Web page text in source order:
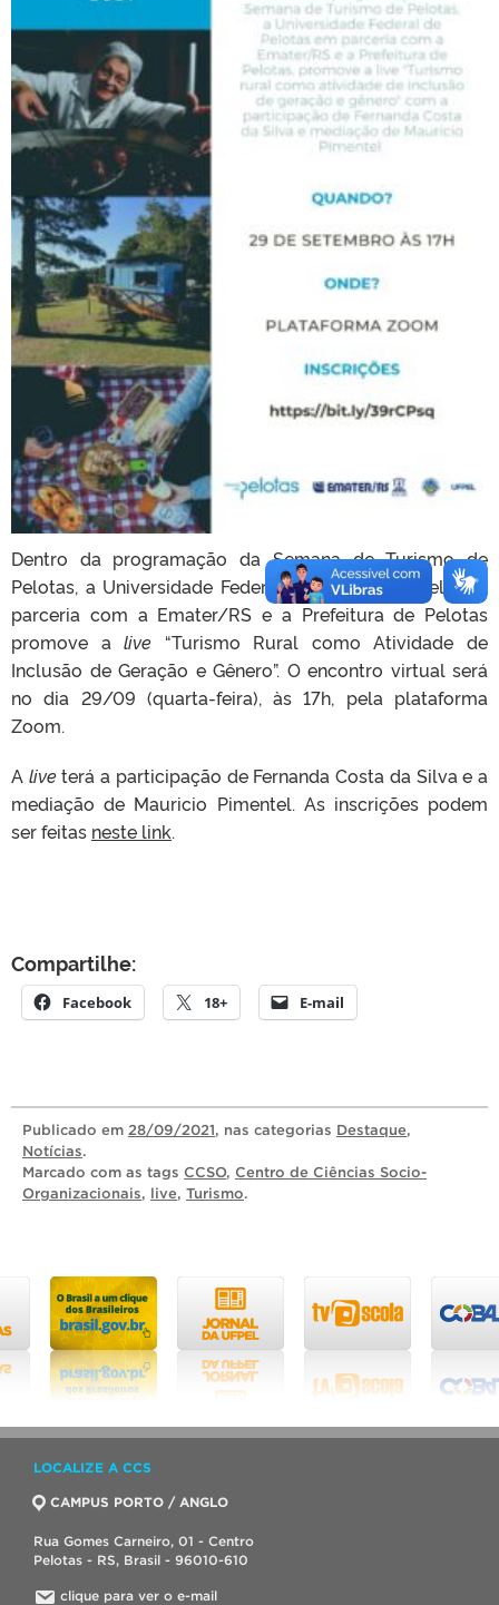
Dentro da programação da Semana de Turismo de
Pelotas, a Universidade Federal de Pelotas (UFPel), em
parceria com a Emater/RS e a Prefeitura de Pelotas
promove alive “Turismo Rural como Atividade de
Inclusão de Geração e Gênero”. O encontro virtual será
no dia 29/09 (quarta-feira), às 17h, pela plataforma
Zoom.
A liveterá a participação de Fernanda Costa da Silva e a
mediação de Mauricio Pimentel. As inscrições podem
ser feitas neste link.
Compartilhe:
Facebook 18+ E-mail
Publicado em 28/09/2021, nas categorias Destaque,
Notícias.
Marcado com as tags CCSO, Centro de Ciências Socio-
Organizacionais, live, Turismo.
LOCALIZE A CCS
CAMPUS PORTO / ANGLO
Rua Gomes Carneiro, 01 - Centro
Pelotas - RS, Brasil - 96010-610
clique para ver o e-mail